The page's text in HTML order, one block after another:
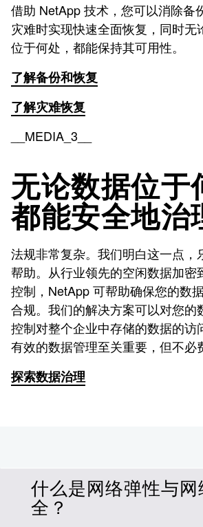
借助 NetApp 技术，您可以消除备
灾难时实现快速全面恢复，同时无
位于何处，都能保持其可用性。
了解备份和恢复
了解灾难恢复
__MEDIA_3__
无论数据位于
都能安全地治
法规非常复杂。我们明白这一点，
帮助。从行业领先的空闲数据加密
控制，NetApp 可帮助确保您的数
合规。我们的解决方案可以对您的
控制对整个企业中存储的数据的访
有效的数据管理至关重要，但不必
探索数据治理
什么是网络弹性与网
全？